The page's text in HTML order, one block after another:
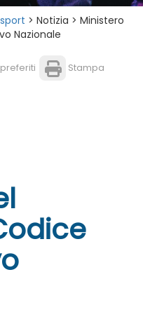
> Notizia > Ministero
Nazionale
Stampa